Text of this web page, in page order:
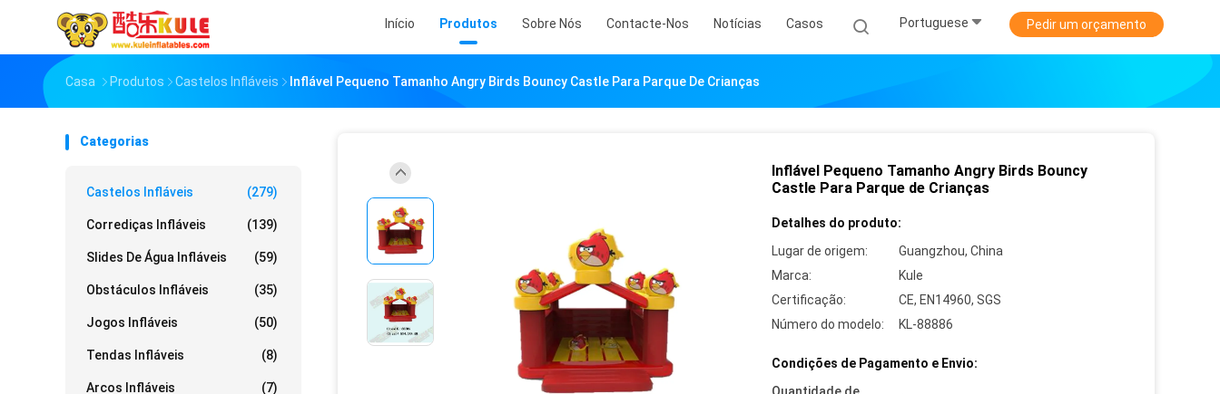
Início Produtos Sobre Nós Contacte-Nos Notícias Casos Portuguese Pedir um orçamento
Casa Produtos Castelos Infláveis Inflável Pequeno Tamanho Angry Birds Bouncy Castle Para Parque De Crianças
Categorias
Castelos Infláveis (279)
Corrediças Infláveis (139)
Slides De Água Infláveis (59)
Obstáculos Infláveis (35)
Jogos Infláveis (50)
Tendas Infláveis (8)
Arcos Infláveis (7)
Inflável Pequeno Tamanho Angry Birds Bouncy
Castle Para Parque de Crianças
Detalhes do produto:
Lugar de origem:
Guangzhou, China
Marca:
Kule
Certificação:
CE, EN14960, SGS
Número do modelo:
KL-88886
Condições de Pagamento e Envio: